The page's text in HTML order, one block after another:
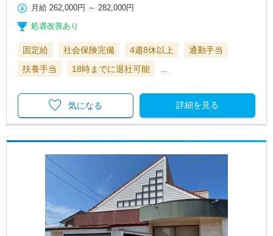
月給 262,000円 ～282,000円
処遇改善あり
固定給 社会保険完備 4週8休以上
通勤手当
扶養手当
18時までに退社可能 …
詳細を見る
気になる